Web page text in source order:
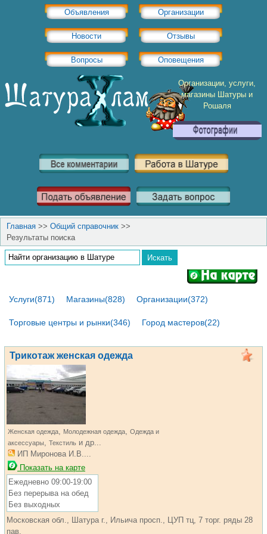
Объявления Организации
Новости Отзывы
Вопросы Оповещения
Организации, услуги,
магазины Шатуры и
Рошаля
Главная >> Общий справочник >>
Результаты поиска
Услуги(871) Магазины(828) Организации(372)
Торговые центры и рынки(346) Город мастеров(22)
Трикотаж женская одежда
Женская одежда, Молодежная одежда, Одежда и
аксессуары, Текстиль и др...
ИП Миронова И.В....
Показать на карте
Ежедневно 09:00-19:00
Без перерыва на обед
Без выходных
Московская обл., Шатура г., Ильича просп., ЦУП тц, 7 торг. ряды 28
пав.